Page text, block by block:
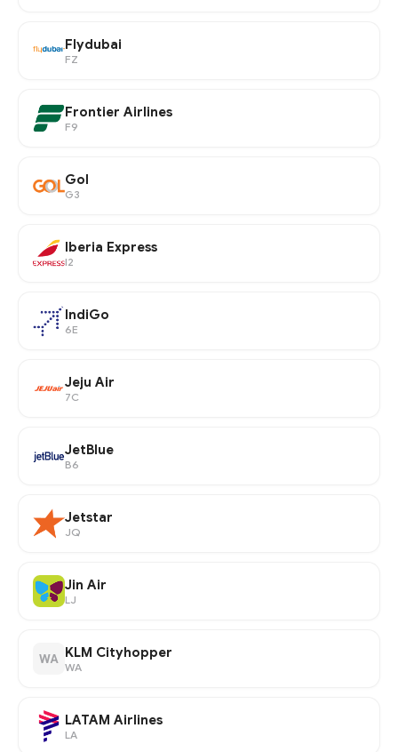
Flydubai
FZ
Frontier Airlines
F9
Gol
G3
Iberia Express
I2
IndiGo
6E
Jeju Air
7C
JetBlue
B6
Jetstar
JQ
Jin Air
LJ
WA KLM Cityhopper
WA
LATAM Airlines
LA